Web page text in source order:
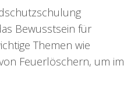
Bewusstsein für
Themen wie
Feuerlöschern, um im